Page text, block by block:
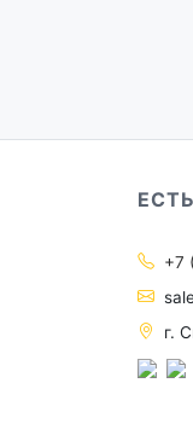
+7
г.